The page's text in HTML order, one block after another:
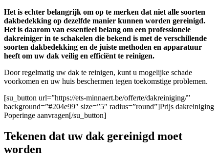
Het is echter belangrijk om op te merken dat niet alle soorten
dakbedekking op dezelfde manier kunnen worden gereinigd.
Het is daarom van essentieel belang om een professionele
dakreiniger in te schakelen die bekend is met de verschillende
soorten dakbedekking en de juiste methoden en apparatuur
heeft om uw dak veilig en efficiënt te reinigen.
Door regelmatig uw dak te reinigen, kunt u mogelijke schade
voorkomen en uw huis beschermen tegen toekomstige problemen.
[su_button url=”https://ets-minnaert.be/offerte/dakreiniging/”
background=”#204e99″ size=”5″ radius=”round”]Prijs dakreiniging
Poperinge aanvragen[/su_button]
Tekenen dat uw dak gereinigd moet
worden